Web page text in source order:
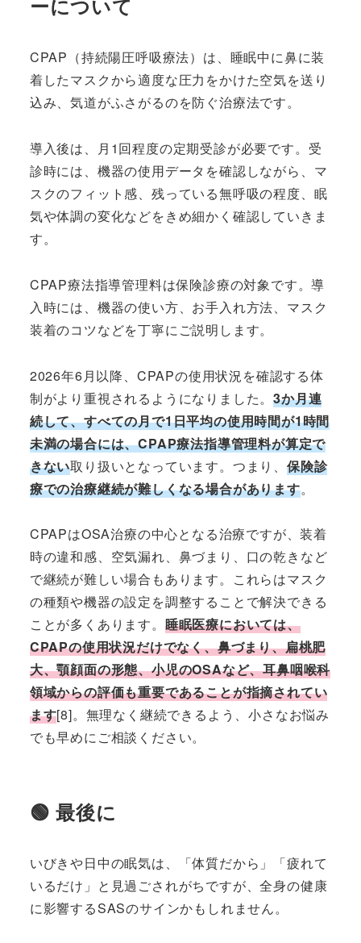
ーについて
CPAP（持続陽圧呼吸療法）は、睡眠中に鼻に装
着したマスクから適度な圧力をかけた空気を送り
込み、気道がふさがるのを防ぐ治療法です。
導入後は、月1回程度の定期受診が必要です。受
診時には、機器の使用データを確認しながら、マ
スクのフィット感、残っている無呼吸の程度、眠
気や体調の変化などをきめ細かく確認していきま
す。
CPAP療法指導管理料は保険診療の対象です。導
入時には、機器の使い方、お手入れ方法、マスク
装着のコツなどを丁寧にご説明します。
2026年6月以降、CPAPの使用状況を確認する体
制がより重視されるようになりました。3か月連
続して、すべての月で1日平均の使用時間が1時間
未満の場合には、CPAP療法指導管理料が算定で
きない取り扱いとなっています。つまり、保険診
療での治療継続が難しくなる場合があります。
CPAPはOSA治療の中心となる治療ですが、装着
時の違和感、空気漏れ、鼻づまり、口の乾きなど
で継続が難しい場合もあります。これらはマスク
の種類や機器の設定を調整することで解決できる
ことが多くあります。 睡眠医療においては、
CPAPの使用状況だけでなく、鼻づまり、扁桃肥
大、顎顔面の形態、小児のOSAなど、耳鼻咽喉科
領域からの評価も重要であることが指摘されてい
ます[8]。無理なく継続できるよう、小さなお悩み
でも早めにご相談ください。
🟢 最後に
いびきや日中の眠気は、「体質だから」「疲れて
いるだけ」と見過ごされがちですが、全身の健康
に影響するSASのサインかもしれません。